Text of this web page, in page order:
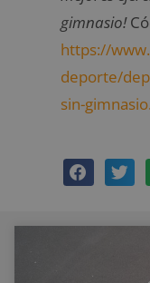
gimnasio!
https://
deporte/
sin-